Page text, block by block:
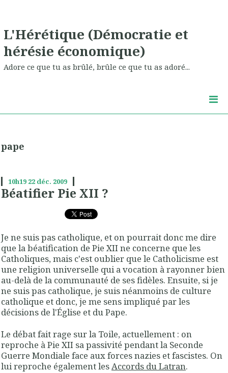
L'Hérétique (Démocratie et
hérésie économique)
Adore ce que tu as brûlé, brûle ce que tu as adoré...
pape
10h19 22 déc. 2009
Béatifier Pie XII ?
Je ne suis pas catholique, et on pourrait donc me dire
que la béatification de Pie XII ne concerne que les
Catholiques, mais c'est oublier que le Catholicisme est
une religion universelle qui a vocation à rayonner bien
au-delà de la communauté de ses fidèles. Ensuite, si je
ne suis pas catholique, je suis néanmoins de culture
catholique et donc, je me sens impliqué par les
décisions de l'Église et du Pape.
Le débat fait rage sur la Toile, actuellement : on
reproche à Pie XII sa passivité pendant la Seconde
Guerre Mondiale face aux forces nazies et fascistes. On
lui reproche également lesAccords du Latran.